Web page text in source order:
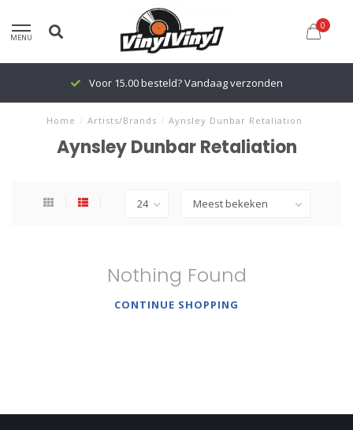
MENU
0
Voor 15.00 besteld? Vandaag verzonden
Home / Artists/Brands / Aynsley Dunbar Retaliation
Aynsley Dunbar Retaliation
Nothing Found
CONTINUE SHOPPING